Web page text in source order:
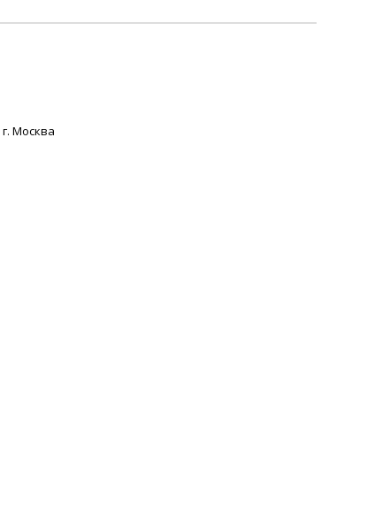
г. Москва